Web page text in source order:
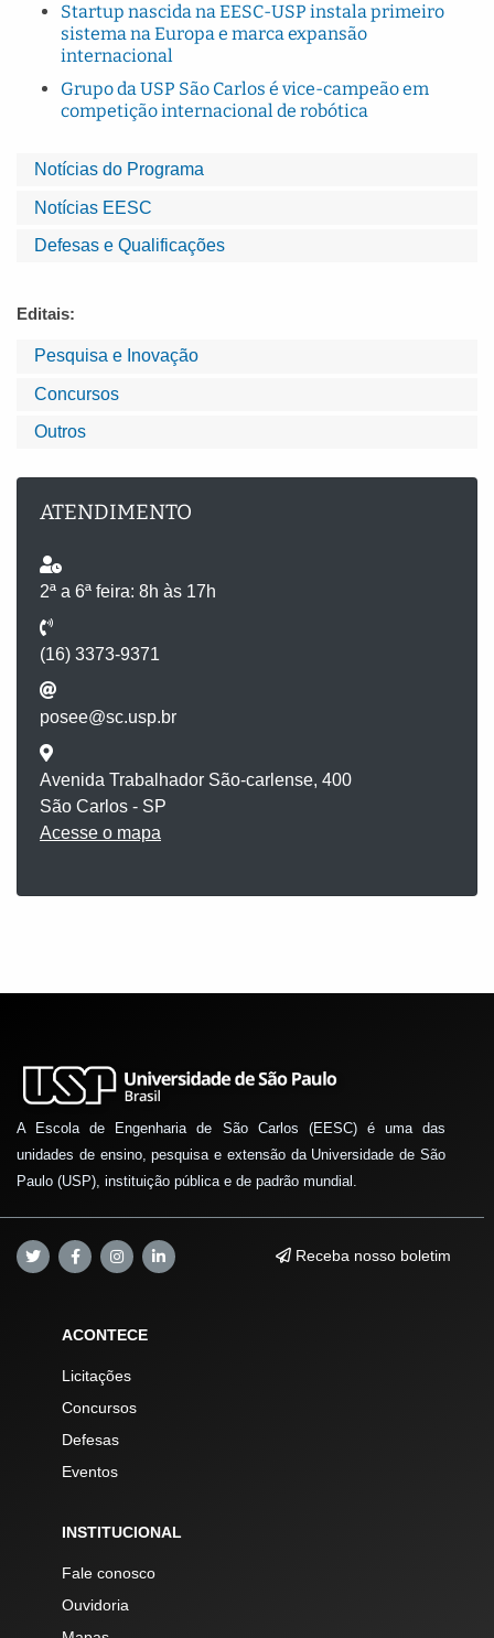
Notícias do Programa
Notícias EESC
Defesas e Qualificações
Editais:
Pesquisa e Inovação
Concursos
Outros
ATENDIMENTO
2ª a 6ª feira: 8h às 17h
(16) 3373-9371
posee@sc.usp.br
Avenida Trabalhador São-carlense, 400
São Carlos - SP
Acesse o mapa
Startup nascida na EESC-USP instala primeiro
sistema na Europa e marca expansão
internacional
Grupo da USP São Carlos é vice-campeão em
competição internacional de robótica
A Escola de Engenharia de São Carlos (EESC) é uma das
unidades de ensino, pesquisa e extensão da Universidade de São
Paulo (USP), instituição pública e de padrão mundial.
Receba nosso boletim
ACONTECE
Licitações
Concursos
Defesas
Eventos
INSTITUCIONAL
Fale conosco
Ouvidoria